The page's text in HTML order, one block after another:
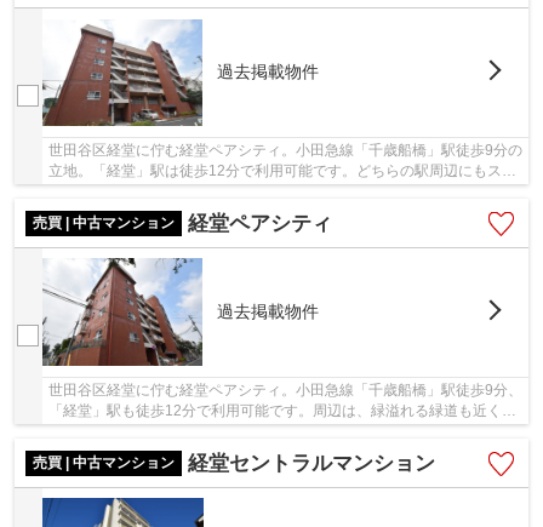
過去掲載物件
世田谷区経堂に佇む経堂ペアシティ。小田急線「千歳船橋」駅徒歩9分の
立地。「経堂」駅は徒歩12分で利用可能です。どちらの駅周辺にもスー
売買 | 中古マンション
経堂ペアシティ
過去掲載物件
世田谷区経堂に佇む経堂ペアシティ。小田急線「千歳船橋」駅徒歩9分、
「経堂」駅も徒歩12分で利用可能です。周辺は、緑溢れる緑道も近く、
住環境良好です。スーパーやコンビニも近くて...
売買 | 中古マンション
経堂セントラルマンション